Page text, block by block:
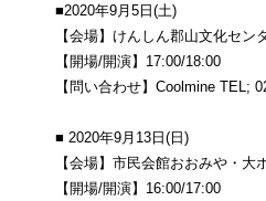
■2020年9月5日(土)
【会場】けんしん郡山文化セン
【開場/開演】17:00/18:00
【問い合わせ】Coolmine TEL;
■ 2020年9月13日(日)
【会場】市民会館おおみや・大
【開場/開演】16:00/17:00